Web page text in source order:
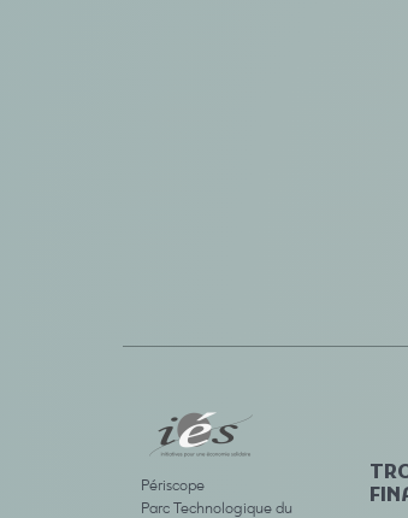
Périscope
Parc Technologique du